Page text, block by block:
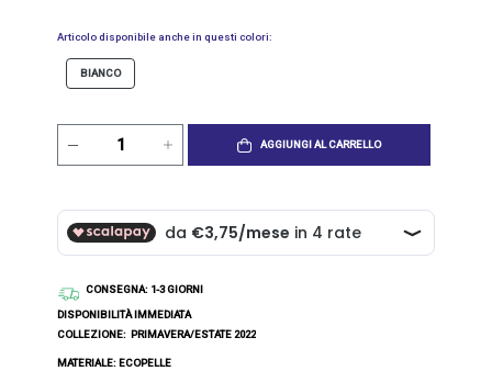
Articolo disponibile anche in questi colori:
BIANCO
AGGIUNGI AL CARRELLO
CONSEGNA: 1-3 GIORNI
DISPONIBILITÀ IMMEDIATA
COLLEZIONE: PRIMAVERA/ESTATE 2022
MATERIALE: ECOPELLE